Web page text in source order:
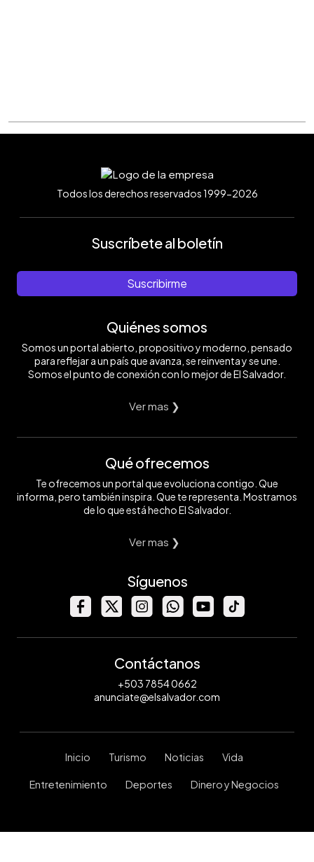
Todos los derechos reservados 1999-2026
Suscríbete al boletín
Suscribirme
Quiénes somos
Somos un portal abierto, propositivo y moderno, pensado
para reflejar a un país que avanza, se reinventa y se une.
Somos el punto de conexión con lo mejor de El Salvador.
Ver mas ❯
Qué ofrecemos
Te ofrecemos un portal que evoluciona contigo. Que
informa, pero también inspira. Que te representa. Mostramos
de lo que está hecho El Salvador.
Ver mas ❯
Síguenos
Contáctanos
+503 7854 0662
anunciate@elsalvador.com
Inicio Turismo Noticias Vida
Entretenimiento Deportes Dinero y Negocios